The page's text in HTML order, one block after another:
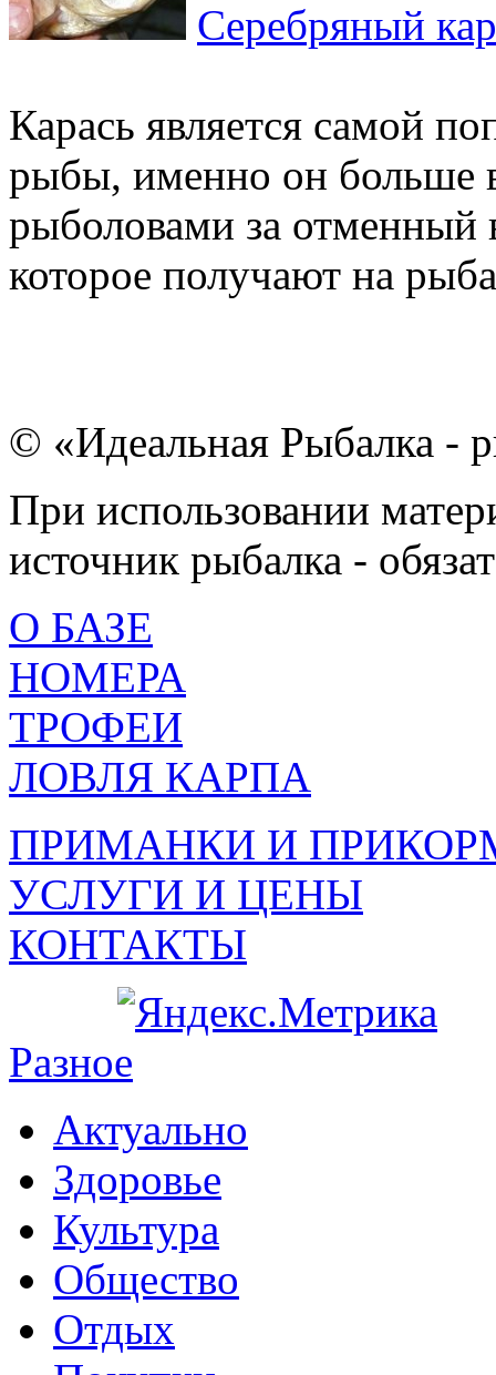
Серебряный
Карась является самой
рыбы, именно он больше
рыболовами за отменный
которое получают на
© «Идеальная Рыбалка -
При использовании
источник рыбалка -
О БАЗЕ
НОМЕРА
ТРОФЕИ
ЛОВЛЯ КАРПА
ПРИМАНКИ И
УСЛУГИ И ЦЕНЫ
КОНТАКТЫ
Разное
Актуально
Здоровье
Культура
Общество
Отдых